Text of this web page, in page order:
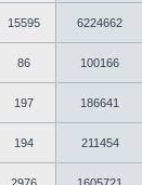
15595 6224662
86 100166
197 186641
194 211454